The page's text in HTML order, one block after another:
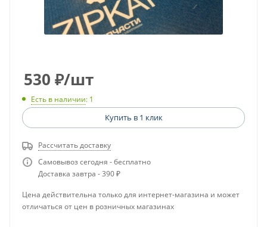
530 ₽/шт
Есть в наличии: 1
Купить в 1 клик
Рассчитать доставку
Самовывоз сегодня - бесплатно
Доставка завтра - 390 ₽
Цена действительна только для интернет-магазина и может
отличаться от цен в розничных магазинах